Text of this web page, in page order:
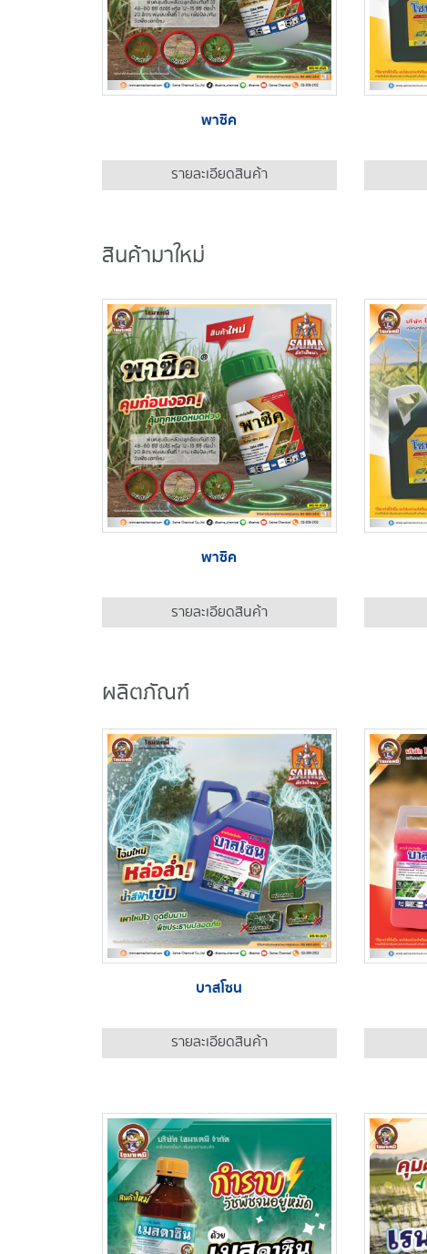
พาซิค
รายละเอียดสินค้า
สินค้ามาใหม่
พาซิค
รายละเอียดสินค้า
ผลิตภัณฑ์
บาสโซน
รายละเอียดสินค้า